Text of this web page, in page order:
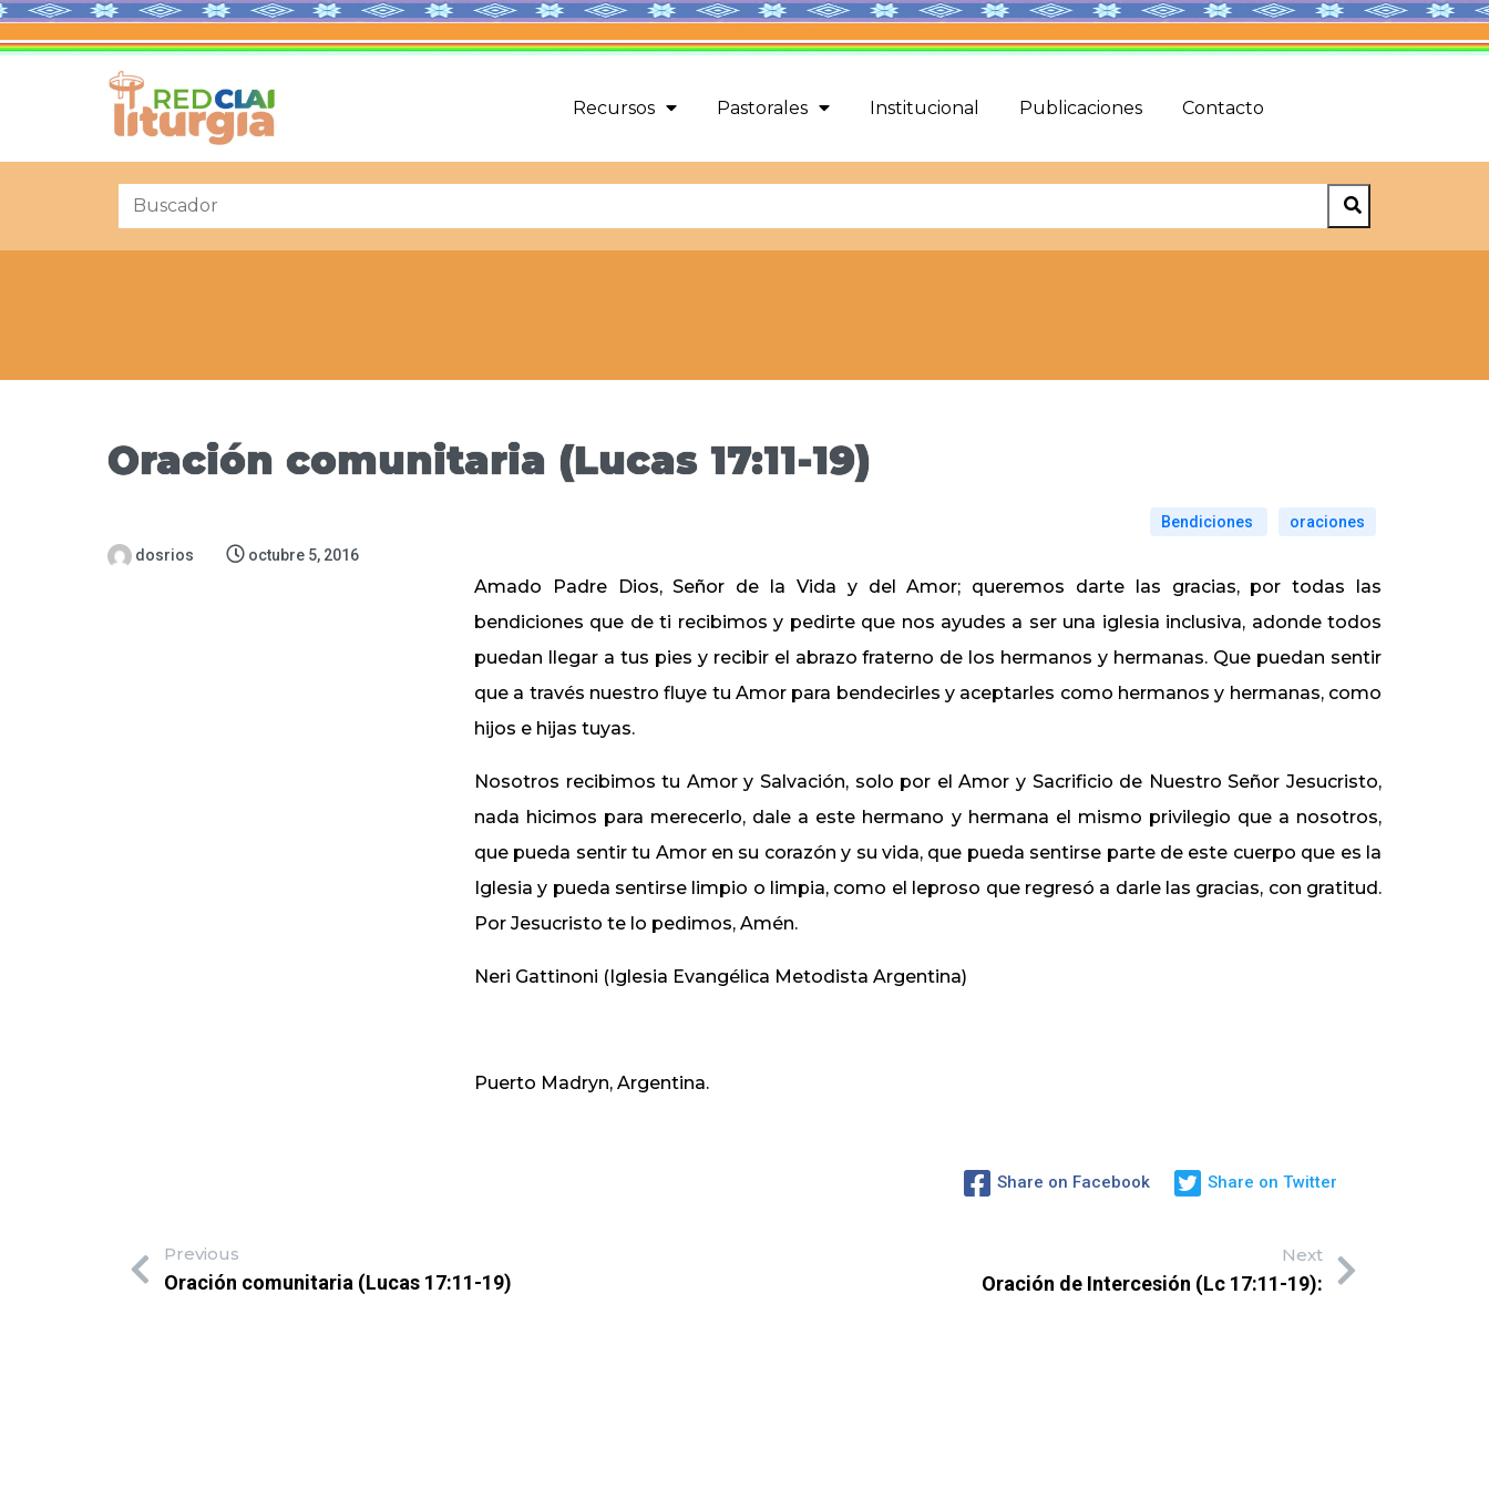
Recursos Pastorales Institucional Publicaciones Contacto
Oración comunitaria (Lucas 17:11-19)
dosrios octubre 5, 2016
Bendiciones oraciones
Amado Padre Dios, Señor de la Vida y del Amor; queremos darte las gracias, por todas las
bendiciones que de ti recibimos y pedirte que nos ayudes a ser una iglesia inclusiva, adonde todos
puedan llegar a tus pies y recibir el abrazo fraterno de los hermanos y hermanas. Que puedan sentir
que a través nuestro fluye tu Amor para bendecirles y aceptarles como hermanos y hermanas, como
hijos e hijas tuyas.
Nosotros recibimos tu Amor y Salvación, solo por el Amor y Sacrificio de Nuestro Señor Jesucristo,
nada hicimos para merecerlo, dale a este hermano y hermana el mismo privilegio que a nosotros,
que pueda sentir tu Amor en su corazón y su vida, que pueda sentirse parte de este cuerpo que es la
Iglesia y pueda sentirse limpio o limpia, como el leproso que regresó a darle las gracias, con gratitud.
Por Jesucristo te lo pedimos, Amén.
Neri Gattinoni (Iglesia Evangélica Metodista Argentina)
Puerto Madryn, Argentina.
Share on Facebook Share on Twitter
Previous
Oración comunitaria (Lucas 17:11-19)
Next
Oración de Intercesión (Lc 17:11-19):